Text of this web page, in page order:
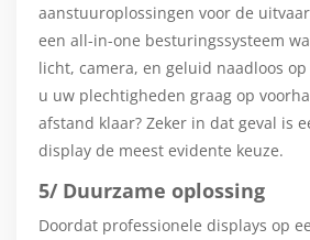
aanstuuroplossingen voor de
een all-in-one besturingssysteem
licht, camera, en geluid naadloos
u uw plechtigheden graag op
afstand klaar? Zeker in dat geval is
display de meest evidente keuze.
5/ Duurzame oplossing
Doordat professionele displays op